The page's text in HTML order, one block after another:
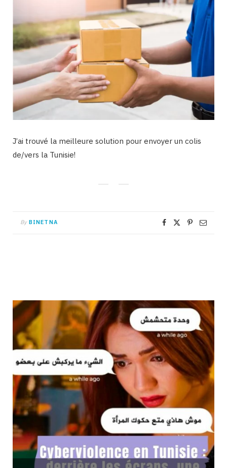
J’ai trouvé la meilleure solution pour envoyer un colis
de/vers la Tunisie!
By BINETNA